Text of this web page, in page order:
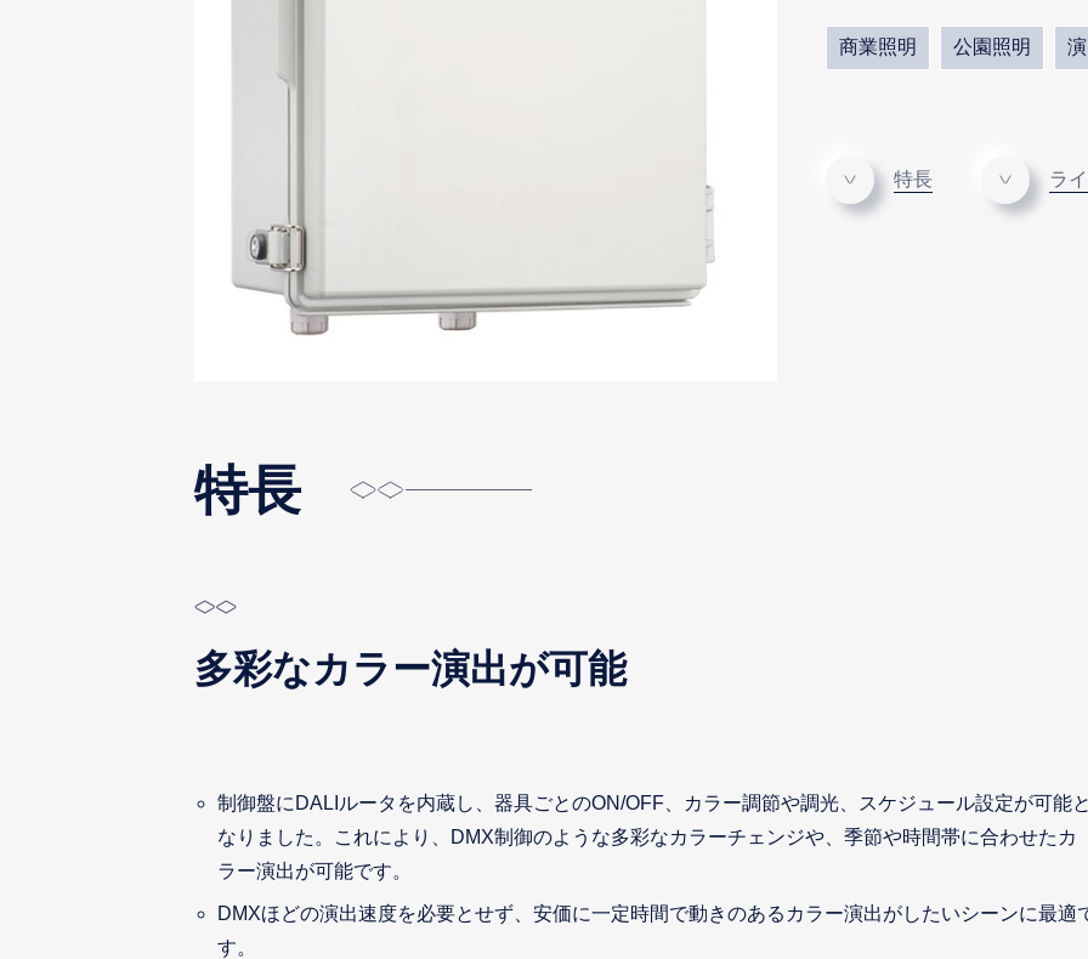
商業照明 公園照明
特長 ラ
特長
多彩なカラー演出が可能
制御盤にDALIルータを内蔵し、器具ごとのON/OFF、カラー調節や調光、スケジュール設定が可能
なりました。これにより、DMX制御のような多彩なカラーチェンジや、季節や時間帯に合わせたカ
ラー演出が可能です。
DMXほどの演出速度を必要とせず、安価に一定時間で動きのあるカラー演出がしたいシーンに最適
す。